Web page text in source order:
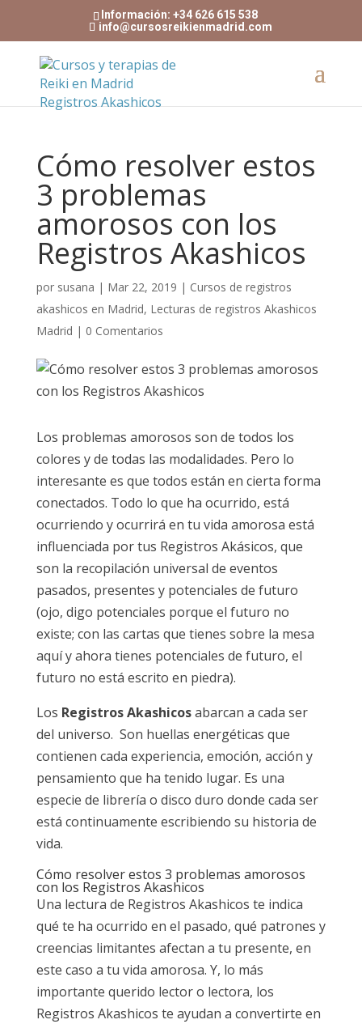
Información: +34 626 615 538
info@cursosreikienmadrid.com
Cómo resolver estos
3 problemas
amorosos con los
Registros Akashicos
por susana | Mar 22, 2019 | Cursos de registros
akashicos en Madrid, Lecturas de registros Akashicos
Madrid | 0 Comentarios
Los problemas amorosos son de todos los
colores y de todas las modalidades. Pero lo
interesante es que todos están en cierta forma
conectados. Todo lo que ha ocurrido, está
ocurriendo y ocurrirá en tu vida amorosa está
influenciada por tus Registros Akásicos, que
son la recopilación universal de eventos
pasados, presentes y potenciales de futuro
(ojo, digo potenciales porque el futuro no
existe; con las cartas que tienes sobre la mesa
aquí y ahora tienes potenciales de futuro, el
futuro no está escrito en piedra).
Los Registros Akashicosabarcan a cada ser
del universo. Son huellas energéticas que
contienen cada experiencia, emoción, acción y
pensamiento que ha tenido lugar. Es una
especie de librería o disco duro donde cada ser
está continuamente escribiendo su historia de
vida.
Cómo resolver estos 3 problemas amorosos
con los Registros Akashicos
Una lectura de Registros Akashicos te indica
qué te ha ocurrido en el pasado, qué patrones y
creencias limitantes afectan a tu presente, en
este caso a tu vida amorosa. Y, lo más
importante querido lector o lectora, los
Registros Akashicos te ayudan a convertirte en